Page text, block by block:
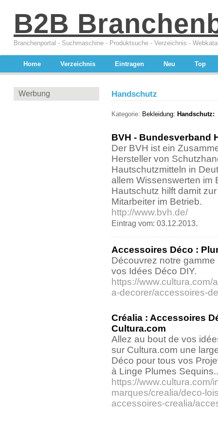
B2B
Branchenportal - Suchmaschine - Produktsuche - Verzeichnis -
Home Verzeichnis Eintragen Neu Top
Werbung Handschutz
Kategorie: Bekleidung: Handschutz:
BVH - Bundesverband
Der BVH ist ein
Hersteller von
Hautschutzmitteln in
allem Wissenswerten im
Hautschutz hilft damit
Mitarbeiter im Betrieb.
http://www.bvh.de/
Eintrag vom: 03.12.2013.
Accessoires Déco :
Découvrez notre
vos Idées Déco DIY.
https://www.cultura.com/
a-decorer/accessoires-
Créalia : Accessoires
Cultura.com
Allez au bout de vos
sur Cultura.com une
Déco pour tous vos
à Linge Plumes
https://www.cultura.com/
marques/crealia/deco-
accessoires-crealia/